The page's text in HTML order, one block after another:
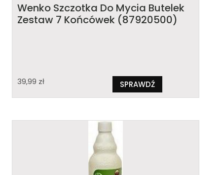
Wenko Szczotka Do Mycia Butelek
Zestaw 7 Końcówek (87920500)
39,99 zł SPRAWDŹ